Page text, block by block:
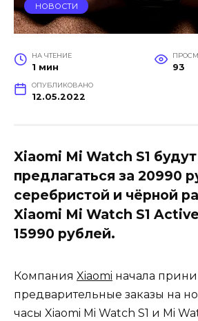
НОВОСТИ
НА ЧТЕНИЕ
1 мин 93
ОПУБЛИКОВАНО
12.05.2022
Xiaomi Mi Watch S1 будут
предлагаться за 20990
серебристой и чёрной
Xiaomi Mi Watch S1
15990 рублей.
Компания Xiaomi начала
предварительные заказы на
часы Xiaomi Mi Watch S1 и Mi